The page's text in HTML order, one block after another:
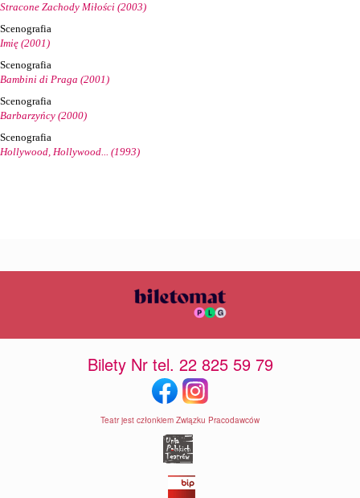
Stracone Zachody Miłości (2003)
Scenografia
Imię (2001)
Scenografia
Bambini di Praga (2001)
Scenografia
Barbarzyńcy (2000)
Scenografia
Hollywood, Hollywood... (1993)
Bilety Nr tel. 22 825 59 79
Teatr jest członkiem Związku Pracodawców